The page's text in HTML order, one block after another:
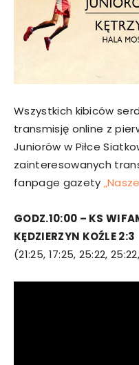
Wszystkich kibiców
transmisję online z
Juniorów w Piłce
zainteresowanych
fanpage gazety
GODZ.10:00 – KS
KĘDZIERZYN KOŹLE 2:3
(21:25, 17:25, 25:22, 25:22,